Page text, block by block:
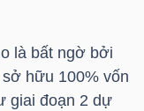
là bất ngờ bởi
hữu 100% vốn
giai đoạn 2 dự